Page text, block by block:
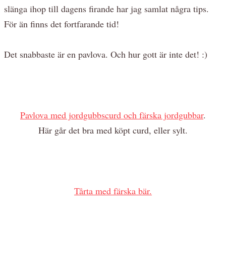
slänga ihop till dagens firande har jag samlat några tips.
För än finns det fortfarande tid!
Det snabbaste är en pavlova. Och hur gott är inte det! :)
Pavlova med jordgubbscurd och färska jordgubbar.
Här går det bra med köpt curd, eller sylt.
Tårta med färska bär.